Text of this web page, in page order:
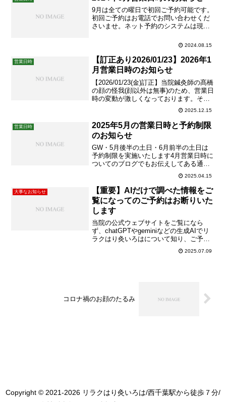
なやりくりでは追いつかなくなってしま
いました。結果、現行料金...
9月は全ての曜日で初回ご予約可能です。
初回ご予約はお電話でお問い合わせくだ
さいませ。ネット予約のシステムは現在
予約が可能です。初回ご予約の方法はこ
えています。「久しぶりすぎて行きづら
いなあ」なんて思われな...
2024.08.15
営業日時
【訂正あり2026/01/23】2026年1
月営業日時のお知らせ
【2026/01/23(金)訂正】当院鍼灸師の髙橋
の顔の怪我(顔以外は無事)のため、営業日
時の変動が激しくなっております。その
ためカレンダー画像は削除いたしまし
た。予約状況と営業時間は「近日予約空
き状況」からご確認くださいませ。
——-10:00〜20:15＝施術終了が20:00、...
2025.12.15
営業日時
2025年5月の営業日時と予約制限
のお知らせ
GW・5月後半の土日・6月前半の土日は
予約制限を実施いたします4月営業日時に
ついてのブログでもお伝えしてある通
り、ゴールデンウィークは初回ご予約不
可、再来限定でのご予約受付を実施いた
します。また、5月後半と6月前半の土日
は再来予約限定とさせていただきます。
ご迷惑をおかけいたします...
2025.04.15
大事なお知らせ
【重要】AIだけで調べた情報をご
覧になってのご予約はお断りいた
します
当院の公式ウェブサイトをご覧になら
ず、chatGPTやgeminiなどの生成AIでリ
ラクはり灸いろはについて知り、ご予約
電話をかけようとしていらっしゃる方へ
向けての投稿です。生成AIでしか情報を
2025.07.09
コロナ禍のお顔のたるみ
Copyright © 2021-2026 リラクはり灸いろは/西千葉駅から徒歩７分/